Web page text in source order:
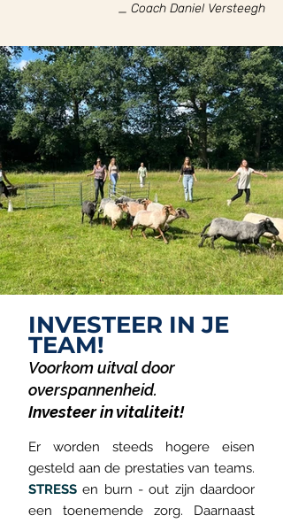
_ Coach Daniel Versteegh
INVESTEER IN JE
TEAM!
Voorkom uitval door
overspannenheid.
Investeer in vitaliteit!
Er worden steeds hogere eisen
gesteld aan de prestaties van teams.
STRESS en burn - out zijn daardoor
een toenemende zorg. Daarnaast